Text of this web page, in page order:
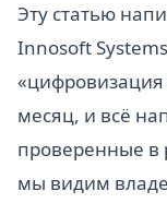
Эту статью
Innosoft
месяц, и всё
проверенные в
мы видим